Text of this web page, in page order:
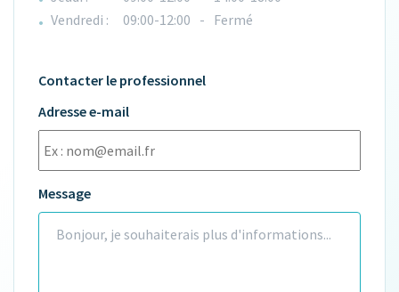
Vendredi :
09:00-12:00 - Fermé
Contacter le professionnel
Adresse e-mail
Message